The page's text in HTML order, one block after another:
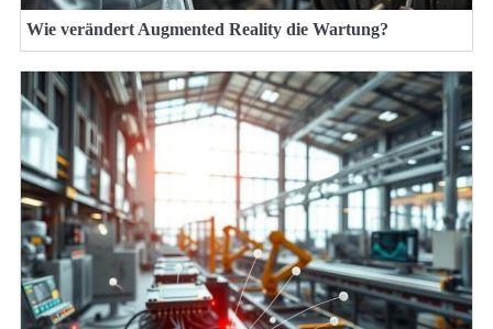
Wie verändert Augmented Reality die Wartung?